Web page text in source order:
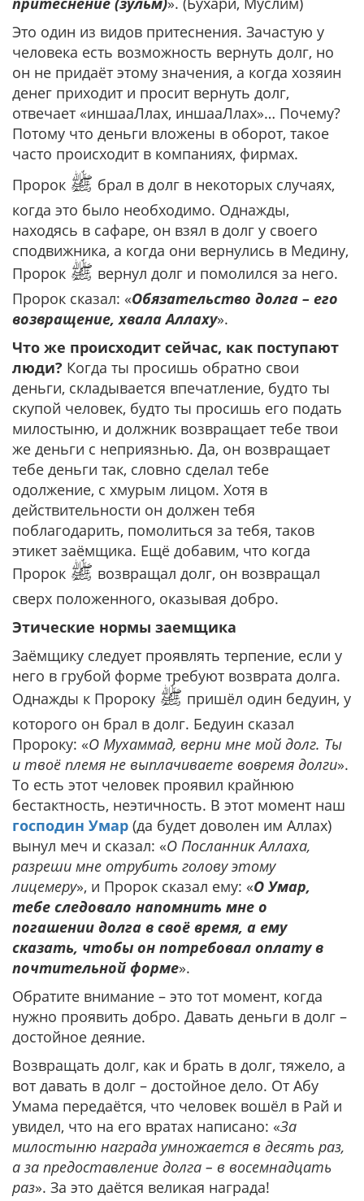
Это один из видов притеснения. Зачастую у
человека есть возможность вернуть долг, но
он не придаёт этому значения, а когда хозяин
денег приходит и просит вернуть долг,
отвечает «иншааЛлах, иншааЛлах»… Почему?
Потому что деньги вложены в оборот, такое
часто происходит в компаниях, фирмах.
Пророк ﷺ брал в долг в некоторых случаях,
когда это было необходимо. Однажды,
находясь в сафаре, он взял в долг у своего
сподвижника, а когда они вернулись в Медину,
Пророк ﷺ вернул долг и помолился за него.
Пророк сказал: «Обязательство долга – его
возвращение, хвала Аллаху».
Что же происходит сейчас, как поступают
люди? Когда ты просишь обратно свои
деньги, складывается впечатление, будто ты
скупой человек, будто ты просишь его подать
милостыню, и должник возвращает тебе твои
же деньги с неприязнью. Да, он возвращает
тебе деньги так, словно сделал тебе
одолжение, с хмурым лицом. Хотя в
действительности он должен тебя
поблагодарить, помолиться за тебя, таков
этикет заёмщика. Ещё добавим, что когда
Пророк ﷺ возвращал долг, он возвращал
сверх положенного, оказывая добро.
Этические нормы заемщика
Заёмщику следует проявлять терпение, если у
него в грубой форме требуют возврата долга.
Однажды к Пророку ﷺ пришёл один бедуин, у
которого он брал в долг. Бедуин сказал
Пророку: «О Мухаммад, верни мне мой долг. Ты
и твоё племя не выплачиваете вовремя долги».
То есть этот человек проявил крайнюю
бестактность, неэтичность. В этот момент наш
господин Умар (да будет доволен им Аллах)
вынул меч и сказал: «О Посланник Аллаха,
разреши мне отрубить голову этому
лицемеру», и Пророк сказал ему: «О Умар,
тебе следовало напомнить мне о
погашении долга в своё время, а ему
сказать, чтобы он потребовал оплату в
почтительной форме».
Обратите внимание – это тот момент, когда
нужно проявить добро. Давать деньги в долг –
достойное деяние.
Возвращать долг, как и брать в долг, тяжело, а
вот давать в долг – достойное дело. От Абу
Умама передаётся, что человек вошёл в Рай и
увидел, что на его вратах написано: «За
милостыню награда умножается в десять раз,
а за предоставление долга – в восемнадцать
раз». За это даётся великая награда!